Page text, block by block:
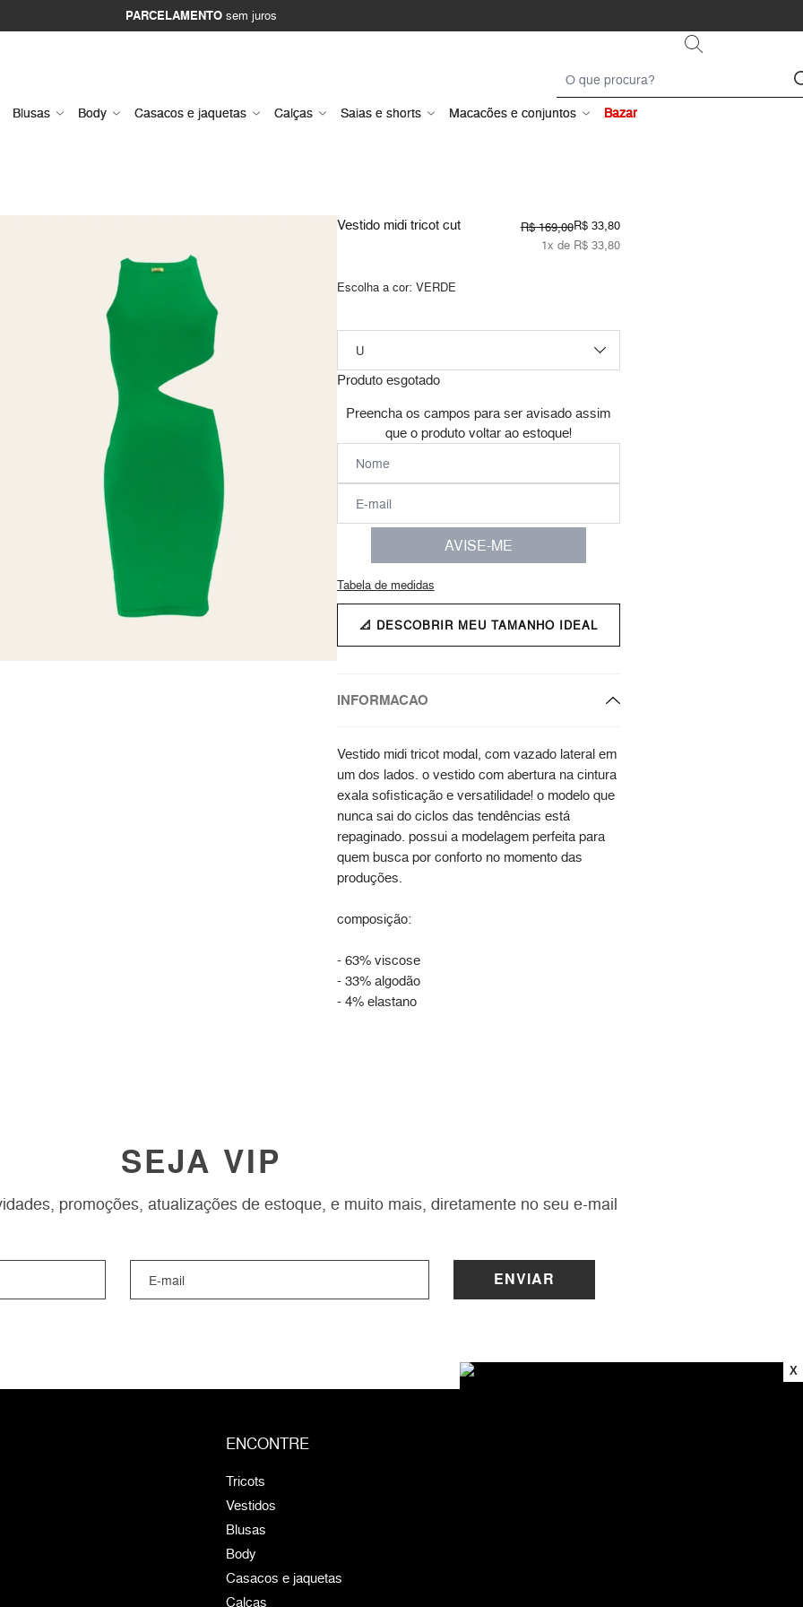
PARCELAMENTOsem juros
Blusas Body Casacos e jaquetas Calças Saias e shorts Macacões e conjuntos Bazar
Vestido midi tricot cut R$ 169,00R$ 33,80
1x de R$ 33,80
Escolha a cor: VERDE
Produto esgotado
Preencha os campos para ser avisado assim
que o produto voltar ao estoque!
AVISE-ME
Tabela de medidas
📐 DESCOBRIR MEU TAMANHO IDEAL
INFORMACAO
Vestido midi tricot modal, com vazado lateral em
um dos lados. o vestido com abertura na cintura
exala sofisticação e versatilidade! o modelo que
nunca sai do ciclos das tendências está
repaginado. possui a modelagem perfeita para
quem busca por conforto no momento das
produções.
composição:
- 63% viscose
- 33% algodão
- 4% elastano
SEJA VIP
promoções, atualizações de estoque, e muito mais, diretamente no seu e-mail
ENVIAR
ENCONTRE
Tricots
Vestidos
Blusas
Body
Casacos e jaquetas
Calças
X